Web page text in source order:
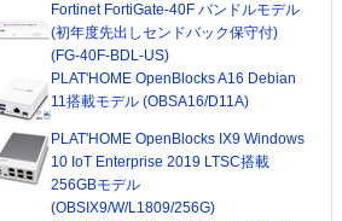
Fortinet FortiGate-40F バンドルモデル
(初年度先出しセンドバック保守付)
(FG-40F-BDL-US)
PLAT'HOME OpenBlocks A16 Debian
11搭載モデル (OBSA16/D11A)
PLAT'HOME OpenBlocks IX9 Windows
10 IoT Enterprise 2019 LTSC搭載
256GBモデル
(OBSIX9/W/L1809/256G)